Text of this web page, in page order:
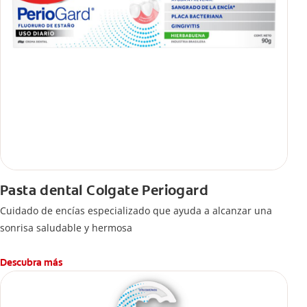
Pasta dental Colgate Periogard
Cuidado de encías especializado que ayuda a alcanzar una
sonrisa saludable y hermosa
Descubra más